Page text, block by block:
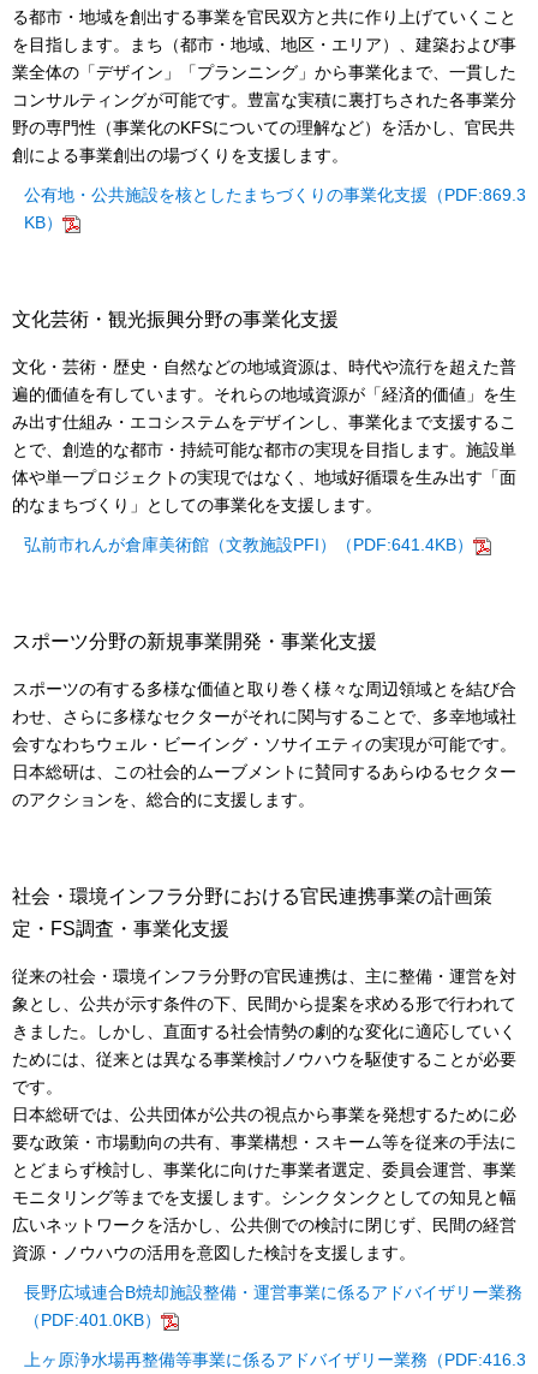
る都市・地域を創出する事業を官民双方と共に作り上げていくこと
を目指します。まち（都市・地域、地区・エリア）、建築および事
業全体の「デザイン」「プランニング」から事業化まで、一貫した
コンサルティングが可能です。豊富な実積に裏打ちされた各事業分
野の専門性（事業化のKFSについての理解など）を活かし、官民共
創による事業創出の場づくりを支援します。
公有地・公共施設を核としたまちづくりの事業化支援（PDF:869.3
KB）
文化芸術・観光振興分野の事業化支援
文化・芸術・歴史・自然などの地域資源は、時代や流行を超えた普
遍的価値を有しています。それらの地域資源が「経済的価値」を生
み出す仕組み・エコシステムをデザインし、事業化まで支援するこ
とで、創造的な都市・持続可能な都市の実現を目指します。施設単
体や単一プロジェクトの実現ではなく、地域好循環を生み出す「面
的なまちづくり」としての事業化を支援します。
弘前市れんが倉庫美術館（文教施設PFI）（PDF:641.4KB）
スポーツ分野の新規事業開発・事業化支援
スポーツの有する多様な価値と取り巻く様々な周辺領域とを結び合
わせ、さらに多様なセクターがそれに関与することで、多幸地域社
会すなわちウェル・ビーイング・ソサイエティの実現が可能です。
日本総研は、この社会的ムーブメントに賛同するあらゆるセクター
のアクションを、総合的に支援します。
社会・環境インフラ分野における官民連携事業の計画策
定・FS調査・事業化支援
従来の社会・環境インフラ分野の官民連携は、主に整備・運営を対
象とし、公共が示す条件の下、民間から提案を求める形で行われて
きました。しかし、直面する社会情勢の劇的な変化に適応していく
ためには、従来とは異なる事業検討ノウハウを駆使することが必要
です。
日本総研では、公共団体が公共の視点から事業を発想するために必
要な政策・市場動向の共有、事業構想・スキーム等を従来の手法に
とどまらず検討し、事業化に向けた事業者選定、委員会運営、事業
モニタリング等までを支援します。シンクタンクとしての知見と幅
広いネットワークを活かし、公共側での検討に閉じず、民間の経営
資源・ノウハウの活用を意図した検討を支援します。
長野広域連合B焼却施設整備・運営事業に係るアドバイザリー業務
（PDF:401.0KB）
上ヶ原浄水場再整備等事業に係るアドバイザリー業務（PDF:416.3